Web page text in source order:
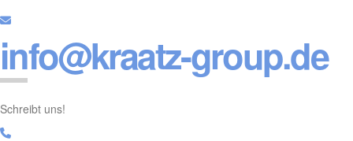
info@kraatz-group.de
Schreibt uns!